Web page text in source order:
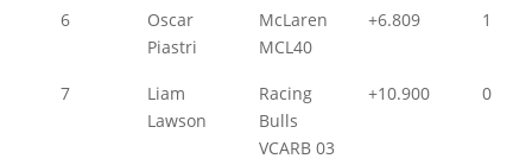
6
Oscar
Piastri
McLaren
MCL40
+6.809 1
7
Liam
Lawson
Racing
Bulls
VCARB 03
+10.900 0